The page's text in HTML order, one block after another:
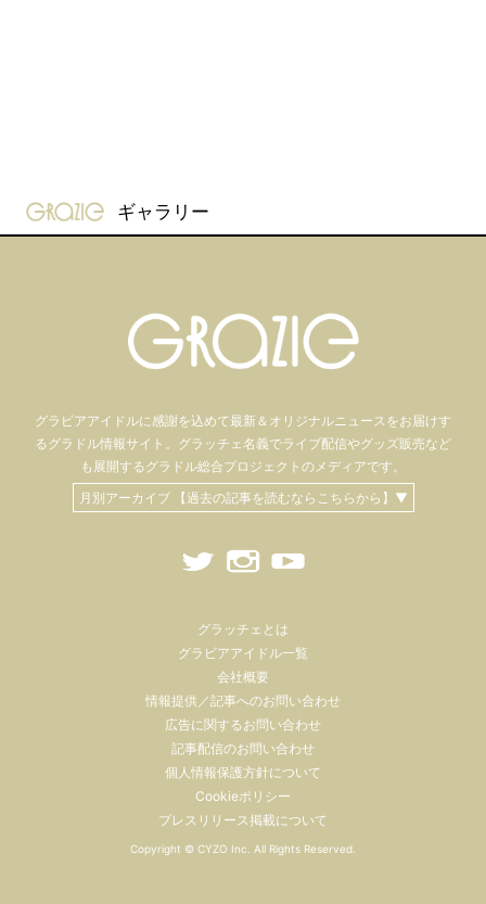
gravure-grazie
ギャラリー
グラビアアイドルに感謝を込めて最新＆オリジナルニュースをお届けす
るグラドル情報サイト。 グラッチェ名義でライブ配信やグッズ販売など
も 展開するグラドル総合プロジェクトのメディアです。
月別アーカイブ 【過去の記事を読むならこちらから】▼
グラッチェとは
グラビアアイドル一覧
会社概要
情報提供／記事へのお問い合わせ
広告に関するお問い合わせ
記事配信のお問い合わせ
個人情報保護方針について
Cookieポリシー
プレスリリース掲載について
Copyright © CYZO Inc. All Rights Reserved.